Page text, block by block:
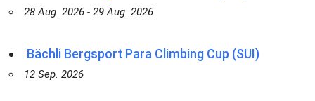
28 Aug. 2026 - 29 Aug. 2026
Bächli Bergsport Para Climbing Cup (SUI)
12 Sep. 2026